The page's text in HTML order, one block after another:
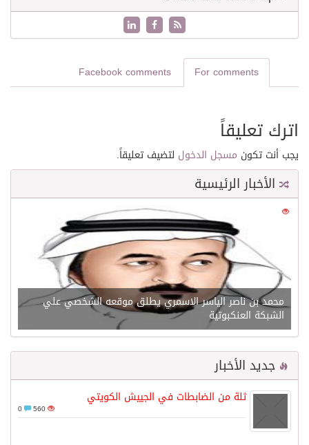
For comments
Facebook comments
اترك تعليقاً
يجب أنت تكون مسجل الدخول لتضيف تعليقاً.
الأخبار الرئيسية
21530
محمد بن ناصر الياسر الاسمري يطلق موقعه الشخصي علي
الشبكة العنكبوتية
جديد الأخبار
ثلة من الضابطات في الجييش الكويتي
560